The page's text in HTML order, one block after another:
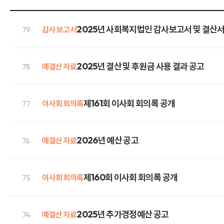
79 감사 보고서2025년 사회복지법인 감사보고서 및 결산
78 예결산 자료2025년 결산 및 후원금 사용 결과 공고
77 이사회 회의록제161회 이사회 회의록 공개
76 예결산 자료2026년 예산 공고
75 이사회 회의록제160회 이사회 회의록 공개
74 예결산 자료2025년 추가경정예산 공고